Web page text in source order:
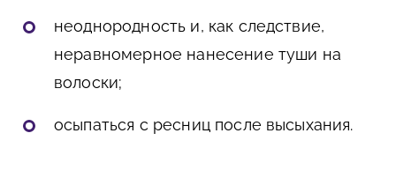
неоднородность и, как следствие,
неравномерное нанесение туши на
волоски;
осыпаться с ресниц после высыхания.